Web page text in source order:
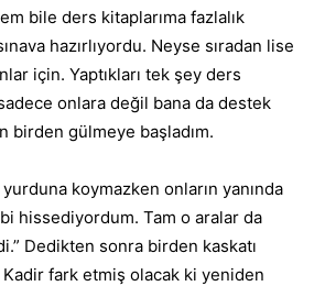
bile ders kitaplarıma fazlalık
hazırlıyordu. Neyse sıradan lise
için. Yaptıkları tek şey ders
onlara değil bana da destek
birden gülmeye başladım.
koymazken onların yanında
hissediyordum. Tam o aralar da
Dedikten sonra birden kaskatı
fark etmiş olacak ki yeniden